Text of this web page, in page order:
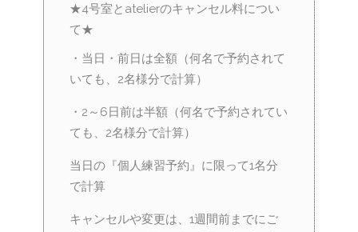
★4号室とatelierのキャンセル料につい
て★
・当日・前日は全額（何名で予約されて
いても、2名様分で計算）
・2～6日前は半額（何名で予約されてい
ても、2名様分で計算）
当日の『個人練習予約』に限って1名分
で計算
キャンセルや変更は、1週間前までにご